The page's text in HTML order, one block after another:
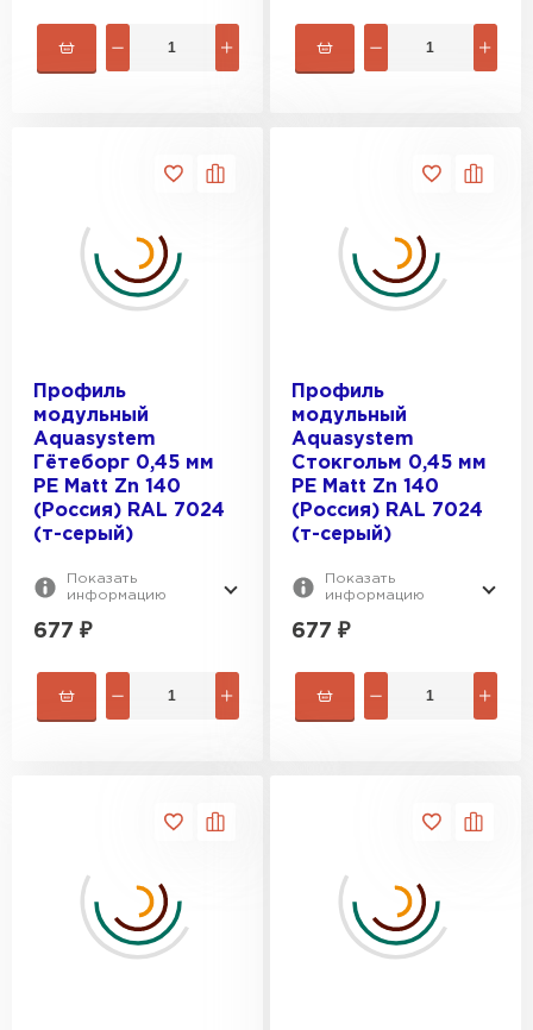
Профиль
модульный
Aquasystem
Гётеборг 0,45 мм
PE Matt Zn 140
(Россия) RAL 7024
(т-серый)
Показать
информацию
677 ₽
Профиль
модульный
Aquasystem
Стокгольм 0,45 мм
PE Matt Zn 140
(Россия) RAL 7024
(т-серый)
Показать
информацию
677 ₽